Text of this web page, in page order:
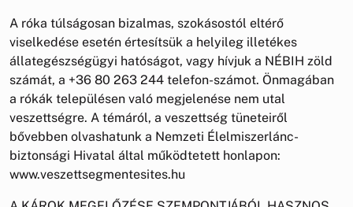
A róka túlságosan bizalmas, szokásostól eltérő
viselkedése esetén értesítsük a helyileg illetékes
állategészségügyi hatóságot, vagy hívjuk a NÉBIH zöld
számát, a +36 80 263 244 telefon-számot. Önmagában
a rókák településen való megjelenése nem utal
veszettségre. A témáról, a veszettség tüneteiről
bővebben olvashatunk a Nemzeti Élelmiszerlánc-
biztonsági Hivatal által működtetett honlapon:
www.veszettsegmentesites.hu